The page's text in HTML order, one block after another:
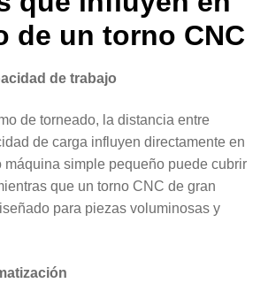
de un torno CNC
de trabajo
de torneado, la distancia entre
de carga influyen directamente en
máquina simple pequeño puede cubrir
que un torno CNC de gran
para piezas voluminosas y